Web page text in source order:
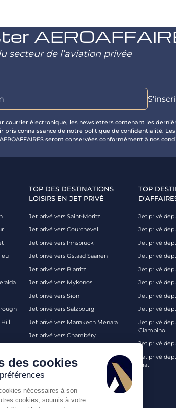
secteur de l’aviation privée
courrier électronique, les newsletters contenant les
pris connaissance de notre politique de confidentialité.
seront conservées conformément à nos
TOP DES DESTINATIONS
LOISIRS EN JET PRIVÉ
Jet privé vers Saint-Moritz
Jet privé vers Courchevel
Jet privé vers Innsbruck
Jet privé vers Gstaad Saanen
Jet privé vers Biarritz
Jet privé vers Mykonos
Jet privé vers Sion
Jet privé vers Salzbourg
Jet privé vers Marrakech Menara
Jet privé vers Chambéry
Jet privé vers Londres
TOP
Jet privé
Jet privé
Jet privé
Jet privé
Jet privé
Jet privé
Jet privé
Jet privé
Jet privé
Ciampino
Jet privé
Jet privé
Prat
des cookies
nécessaires à son
cookies, soumis à votre